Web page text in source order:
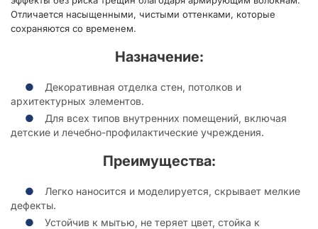
Отличается насыщенными, чистыми оттенками, которые
сохраняются со временем.
Назначение:
Декоративная отделка стен, потолков и
архитектурных элементов.
Для всех типов внутренних помещений, включая
детские и лечебно-профилактические учреждения.
Преимущества:
Легко наносится и моделируется, скрывает мелкие
дефекты.
Устойчив к мытью, не теряет цвет, стойка к